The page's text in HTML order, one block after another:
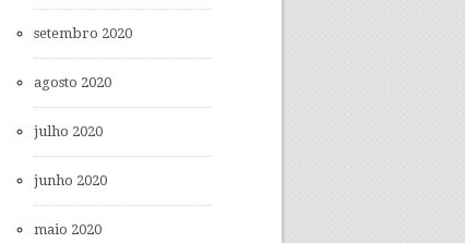
setembro 2020
agosto 2020
julho 2020
junho 2020
maio 2020